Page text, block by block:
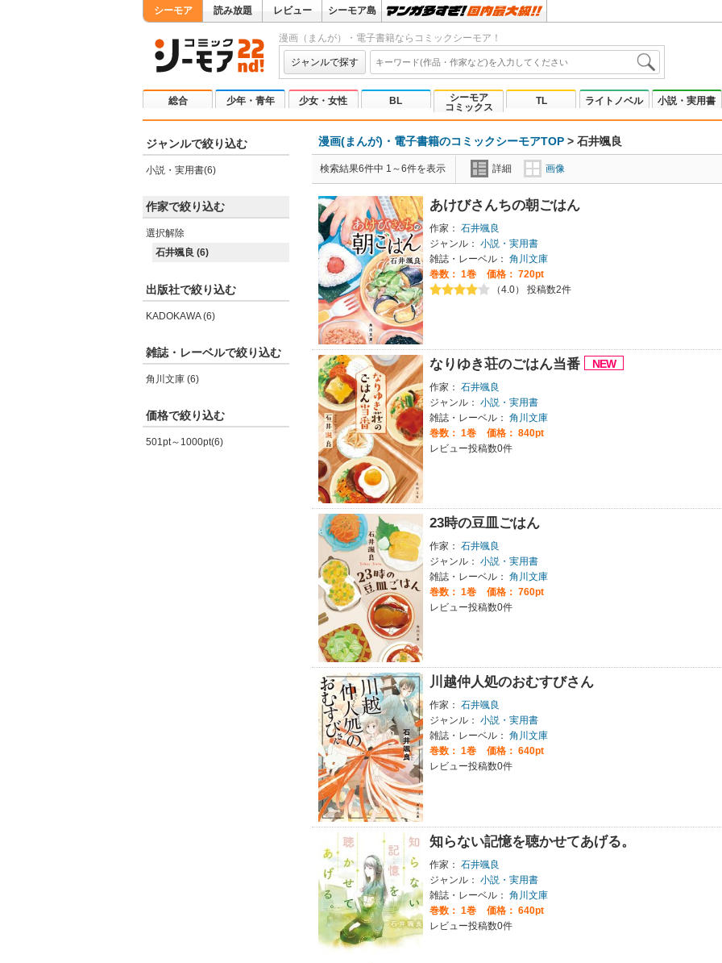
シーモア 読み放題 レビュー シーモア島
漫画（まんが）・電子書籍ならコミックシーモア！
ジャンルで探す
総合 少年・青年 少女・女性 BL
シーモア
コミックス
TL ライトノベル 小説・実用書
ジャンルで絞り込む
小説・実用書(6)
作家で絞り込む
選択解除
石井颯良 (6)
出版社で絞り込む
KADOKAWA (6)
雑誌・レーベルで絞り込む
角川文庫 (6)
価格で絞り込む
501pt～1000pt(6)
漫画(まんが)・電子書籍のコミックシーモアTOP > 石井颯良
検索結果6件中 1～6件を表示 詳細 画像
あけびさんちの朝ごはん
作家： 石井颯良
ジャンル： 小説・実用書
雑誌・レーベル： 角川文庫
巻数： 1巻
価格： 720pt
（4.0） 投稿数2件
なりゆき荘のごはん当番
作家： 石井颯良
ジャンル： 小説・実用書
雑誌・レーベル： 角川文庫
巻数： 1巻
価格： 840pt
レビュー投稿数0件
23時の豆皿ごはん
作家： 石井颯良
ジャンル： 小説・実用書
雑誌・レーベル： 角川文庫
巻数： 1巻
価格： 760pt
レビュー投稿数0件
川越仲人処のおむすびさん
作家： 石井颯良
ジャンル： 小説・実用書
雑誌・レーベル： 角川文庫
巻数： 1巻
価格： 640pt
レビュー投稿数0件
知らない記憶を聴かせてあげる。
作家： 石井颯良
ジャンル： 小説・実用書
雑誌・レーベル： 角川文庫
巻数： 1巻
価格： 640pt
レビュー投稿数0件